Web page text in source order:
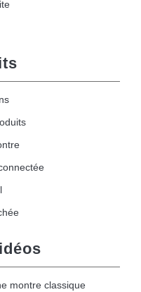
montre classique